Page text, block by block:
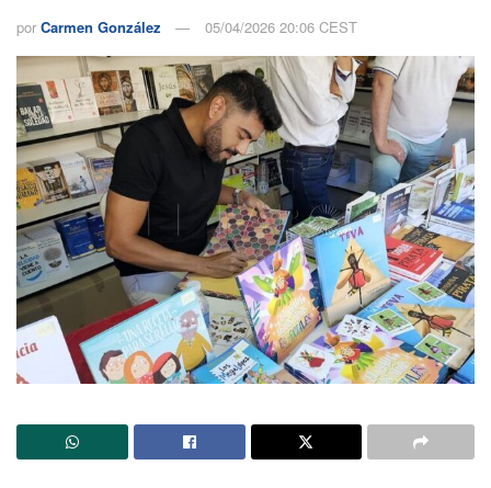
por Carmen González 05/04/2026 20:06 CEST